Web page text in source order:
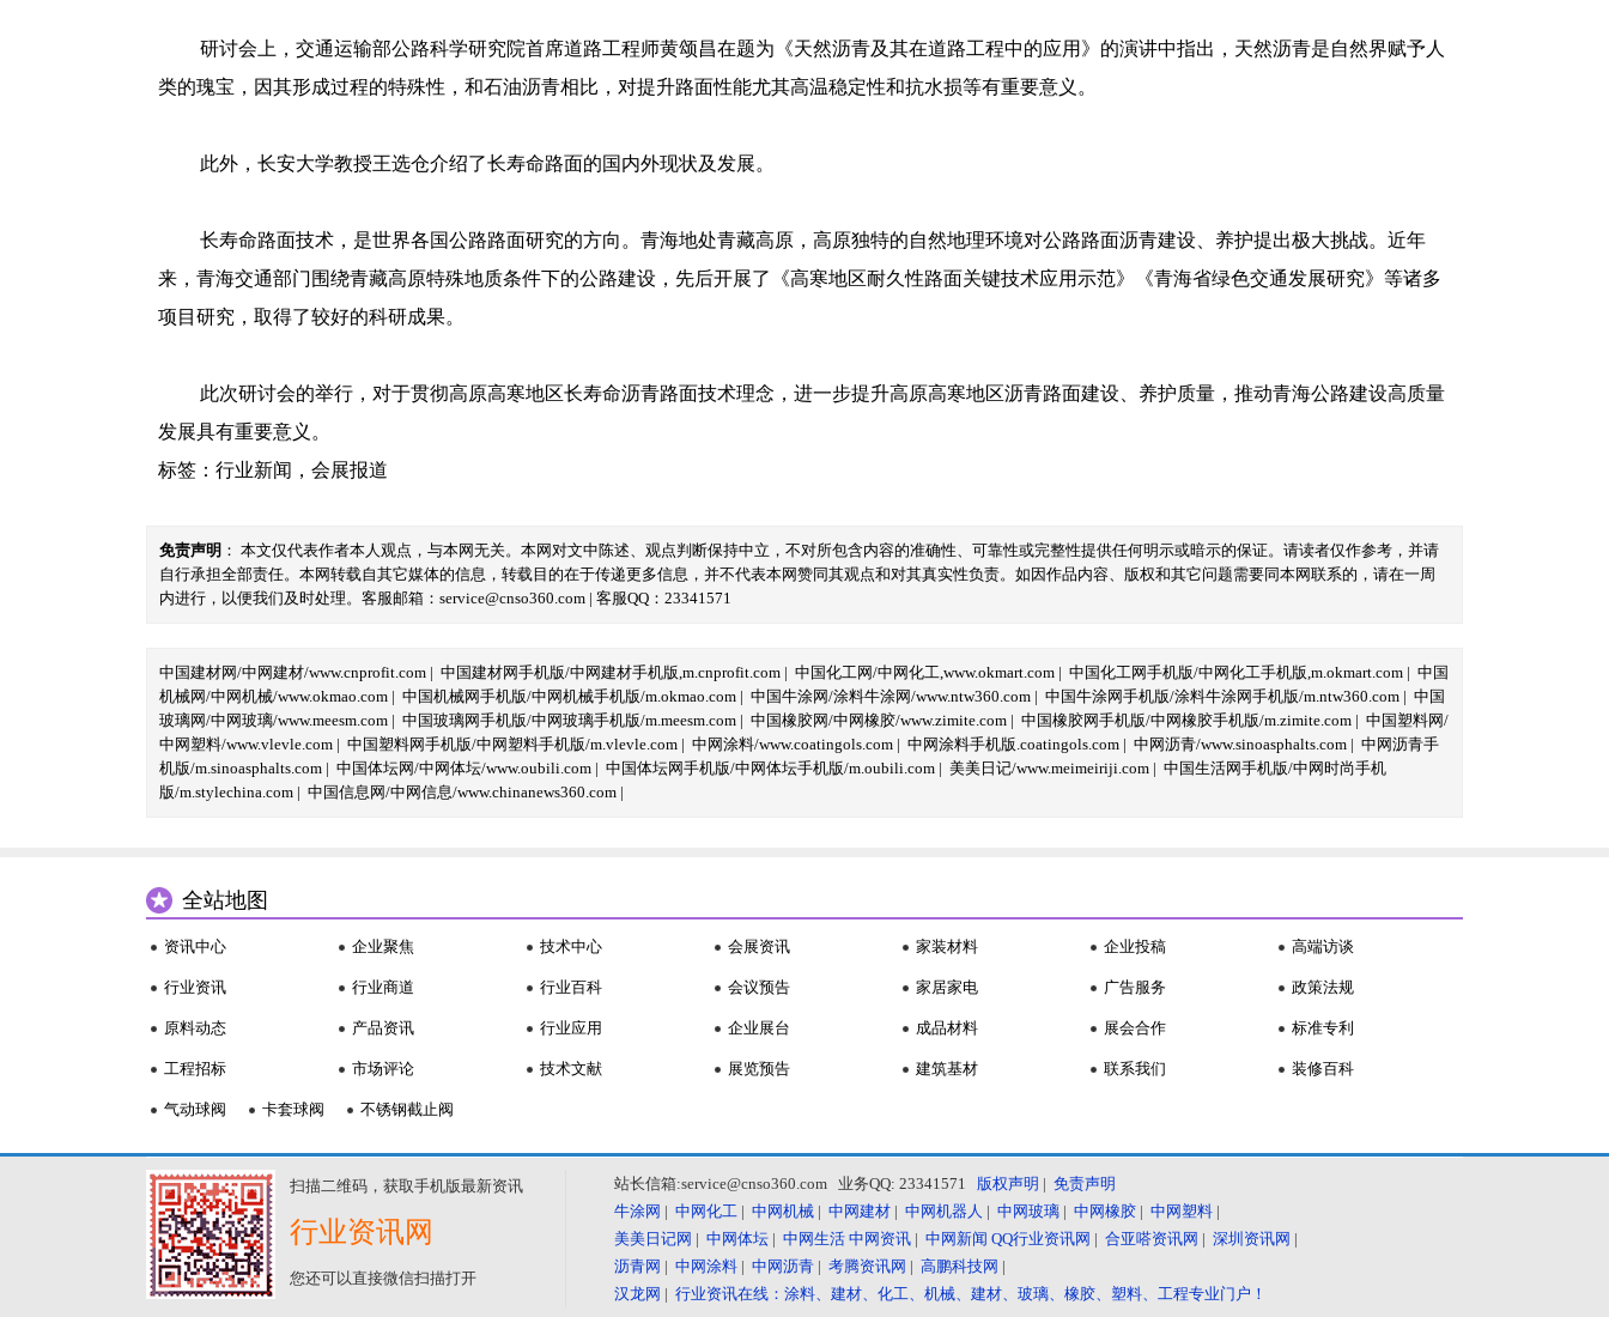
研讨会上，交通运输部公路科学研究院首席道路工程师黄颂昌在题为《天然沥青及其在道路工程中的应用》的演讲中指出，天然沥青是自然界赋予人
类的瑰宝，因其形成过程的特殊性，和石油沥青相比，对提升路面性能尤其高温稳定性和抗水损等有重要意义。
此外，长安大学教授王选仓介绍了长寿命路面的国内外现状及发展。
长寿命路面技术，是世界各国公路路面研究的方向。青海地处青藏高原，高原独特的自然地理环境对公路路面沥青建设、养护提出极大挑战。近年
来，青海交通部门围绕青藏高原特殊地质条件下的公路建设，先后开展了《高寒地区耐久性路面关键技术应用示范》《青海省绿色交通发展研究》等诸多
项目研究，取得了较好的科研成果。
此次研讨会的举行，对于贯彻高原高寒地区长寿命沥青路面技术理念，进一步提升高原高寒地区沥青路面建设、养护质量，推动青海公路建设高质量
发展具有重要意义。
标签： 行业新闻 ， 会展报道
免责声明 ： 本文仅代表作者本人观点，与本网无关。本网对文中陈述、观点判断保持中立，不对所包含内容的准确性、可靠性或完整性提供任何明示或暗示的保证。请读者仅作参考，并请
自行承担全部责任。本网转载自其它媒体的信息，转载目的在于传递更多信息，并不代表本网赞同其观点和对其真实性负责。如因作品内容、版权和其它问题需要同本网联系的，请在一周
内进行，以便我们及时处理。客服邮箱：service@cnso360.com | 客服QQ：23341571
中国建材网/中网建材/www.cnprofit.com | 中国建材网手机版/中网建材手机版,m.cnprofit.com | 中国化工网/中网化工,www.okmart.com | 中国化工网手机版/中网化工手机版,m.okmart.com | 中国
机械网/中网机械/www.okmao.com | 中国机械网手机版/中网机械手机版/m.okmao.com | 中国牛涂网/涂料牛涂网/www.ntw360.com | 中国牛涂网手机版/涂料牛涂网手机版/m.ntw360.com | 中国
玻璃网/中网玻璃/www.meesm.com | 中国玻璃网手机版/中网玻璃手机版/m.meesm.com | 中国橡胶网/中网橡胶/www.zimite.com | 中国橡胶网手机版/中网橡胶手机版/m.zimite.com | 中国塑料网/
中网塑料/www.vlevle.com | 中国塑料网手机版/中网塑料手机版/m.vlevle.com | 中网涂料/www.coatingols.com | 中网涂料手机版.coatingols.com | 中网沥青/www.sinoasphalts.com | 中网沥青手
机版/m.sinoasphalts.com | 中国体坛网/中网体坛/www.oubili.com | 中国体坛网手机版/中网体坛手机版/m.oubili.com | 美美日记/www.meimeiriji.com | 中国生活网手机版/中网时尚手机
版/m.stylechina.com | 中国信息网/中网信息/www.chinanews360.com |
全站地图
资讯中心
行业资讯
原料动态
工程招标
企业聚焦
行业商道
产品资讯
市场评论
技术中心
行业百科
行业应用
技术文献
会展资讯
会议预告
企业展台
展览预告
家装材料
家居家电
成品材料
建筑基材
企业投稿
广告服务
展会合作
联系我们
高端访谈
政策法规
标准专利
装修百科
气动球阀 卡套球阀 不锈钢截止阀
扫描二维码，获取手机版最新资讯
行业资讯网
您还可以直接微信扫描打开
站长信箱:service@cnso360.com 业务QQ: 23341571 版权声明 | 免责声明
牛涂网 | 中网化工 | 中网机械 | 中网建材 | 中网机器人 | 中网玻璃 | 中网橡胶 | 中网塑料 |
美美日记网 | 中网体坛 | 中网生活 中网资讯 | 中网新闻 QQ行业资讯网 | 合亚嗒资讯网 | 深圳资讯网 |
沥青网 | 中网涂料 | 中网沥青 | 考腾资讯网 | 高鹏科技网 |
汉龙网 | 行业资讯在线：涂料、建材、化工、机械、建材、玻璃、橡胶、塑料、工程专业门户！